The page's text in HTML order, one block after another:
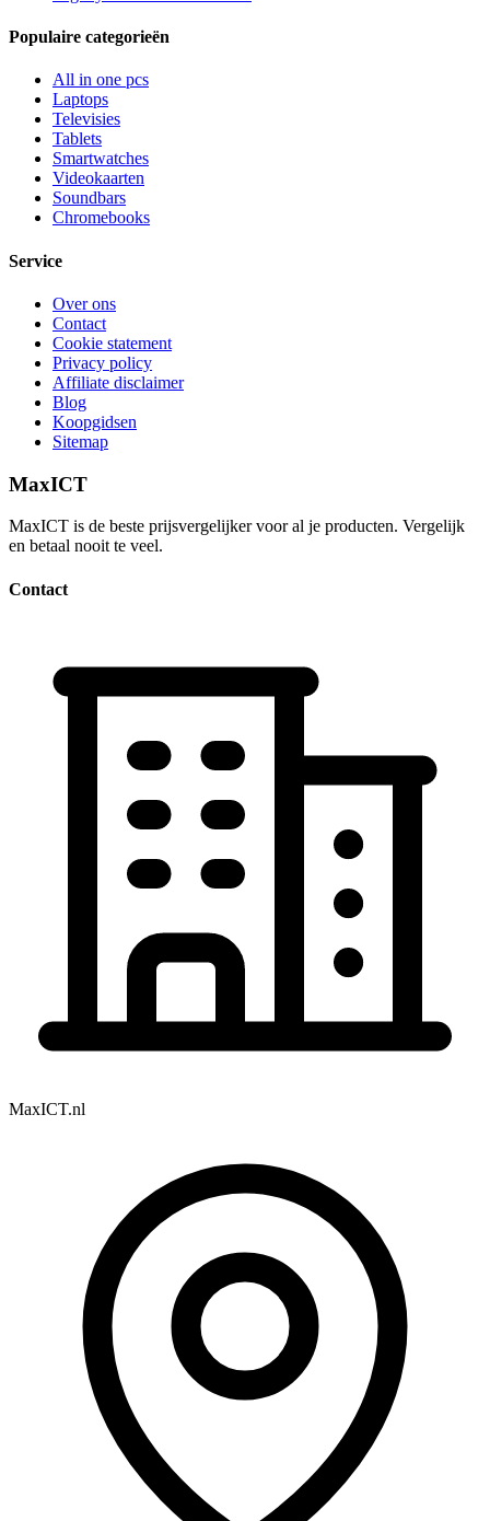
Populaire categorieën
All in one pcs
Laptops
Televisies
Tablets
Smartwatches
Videokaarten
Soundbars
Chromebooks
Service
Over ons
Contact
Cookie statement
Privacy policy
Affiliate disclaimer
Blog
Koopgidsen
Sitemap
MaxICT
MaxICT is de beste prijsvergelijker voor al je producten. Vergelijk
en betaal nooit te veel.
Contact
MaxICT.nl